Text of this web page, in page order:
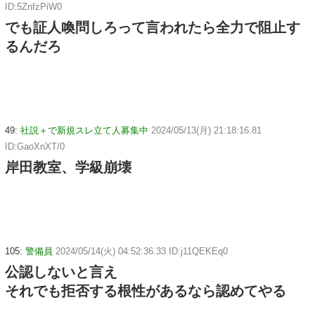
ID:5ZnfzPiW0
でも証人喚問しろって言われたら全力で阻止す
るんだろ
49: 社説＋で新規スレ立て人募集中 2024/05/13(月) 21:18:16.81
ID:GaoXnXT/0
岸田教室、学級崩壊
105: 警備員 2024/05/14(火) 04:52:36.33 ID:j11QEKEq0
公認しないと言え
それでも拒否する根性があるなら認めてやる